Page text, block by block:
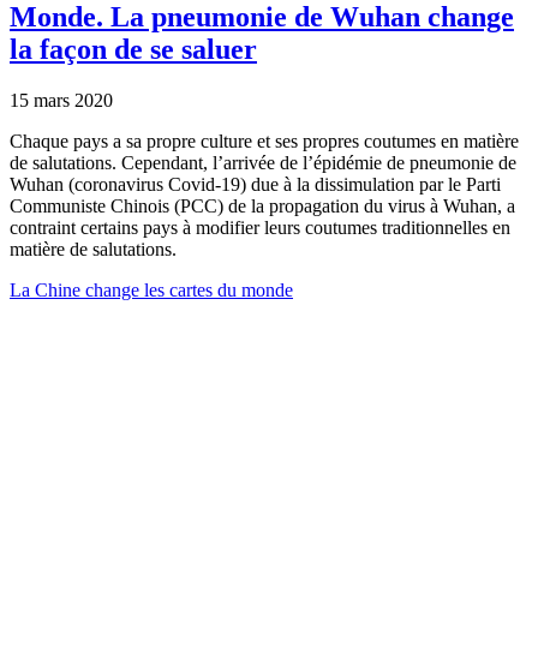
Monde. La pneumonie de Wuhan change
la façon de se saluer
15 mars 2020
Chaque pays a sa propre culture et ses propres coutumes en matière
de salutations. Cependant, l’arrivée de l’épidémie de pneumonie de
Wuhan (coronavirus Covid-19) due à la dissimulation par le Parti
Communiste Chinois (PCC) de la propagation du virus à Wuhan, a
contraint certains pays à modifier leurs coutumes traditionnelles en
matière de salutations.
La Chine change les cartes du monde